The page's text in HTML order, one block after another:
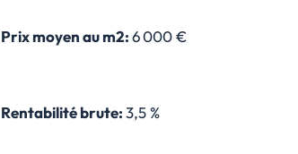
Prix moyen au m2:6 000 €
Rentabilité brute:3,5 %